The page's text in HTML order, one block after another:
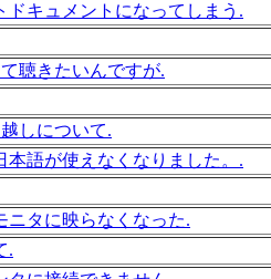
ドキュメントになってしまう.
聴きたいんですが.
しについて.
本語が使えなくなりました。.
ニタに映らなくなった.
.